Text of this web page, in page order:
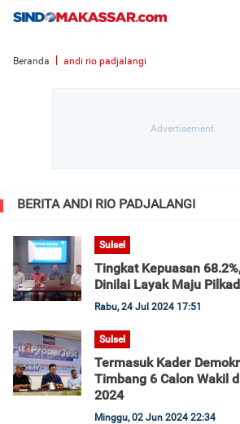
Beranda andi rio padjalangi
BERITA ANDI RIO PADJALANGI
Sulsel
Tingkat Kepuasan
Dinilai Layak Maju
Rabu, 24 Jul 2024 17:51
Sulsel
Termasuk Kader
Timbang 6 Calon Wakil
2024
Minggu, 02 Jun 2024 22:34